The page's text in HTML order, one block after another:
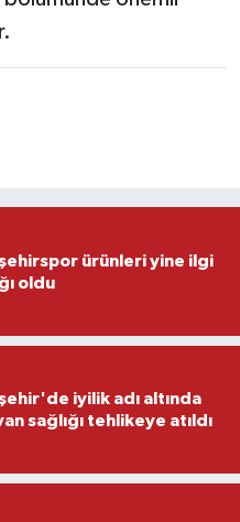
ürünleri yine ilgi
oldu
iyilik adı altında
sağlığı tehlikeye atıldı